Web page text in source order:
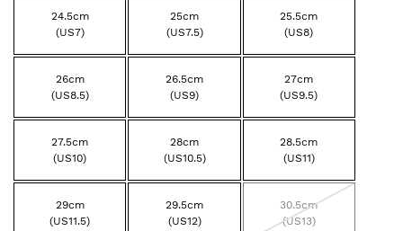
24.5cm
(US7)
25cm
(US7.5)
25.5cm
(US8)
26cm
(US8.5)
26.5cm
(US9)
27cm
(US9.5)
27.5cm
(US10)
28cm
(US10.5)
28.5cm
(US11)
29cm
(US11.5)
29.5cm
(US12)
30.5cm
(US13)